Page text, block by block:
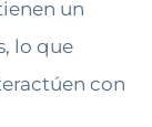
un
lo que
con